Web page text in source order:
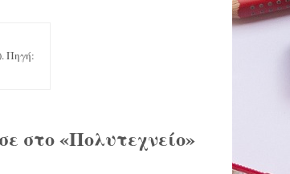
μαρτυρία
Πηγή:
στο «Πολυτεχνείο»